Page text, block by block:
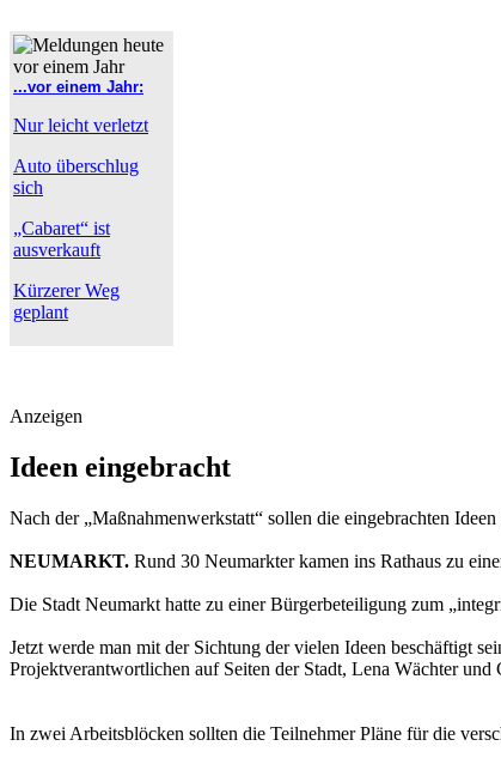
...vor einem Jahr:
Nur leicht verletzt
Auto überschlug
sich
„Cabaret“ ist
ausverkauft
Kürzerer Weg
geplant
Anzeigen
Ideen eingebracht
Nach der „Maßnahmenwerkstatt“ sollen die eingebrachten
NEUMARKT. Rund 30 Neumarkter kamen ins Rathaus zu
Die Stadt Neumarkt hatte zu einer Bürgerbeteiligung zum
Jetzt werde man mit der Sichtung der vielen Ideen beschäftigt
Projektverantwortlichen auf Seiten der Stadt, Lena Wächter
In zwei Arbeitsblöcken sollten die Teilnehmer Pläne für die